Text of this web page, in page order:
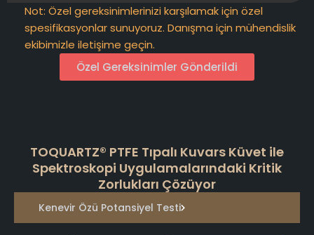
Not: Özel gereksinimlerinizi karşılamak için özel
spesifikasyonlar sunuyoruz. Danışma için mühendislik
ekibimizle iletişime geçin.
Özel Gereksinimler Gönderildi
TOQUARTZ® PTFE Tıpalı Kuvars Küvet ile
Spektroskopi Uygulamalarındaki Kritik
Zorlukları Çözüyor
Kenevir Özü Potansiyel Testi